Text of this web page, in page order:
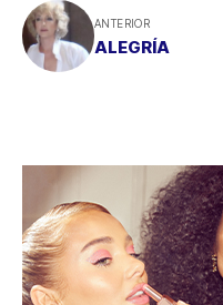
ANTERIOR
ALEGRÍA